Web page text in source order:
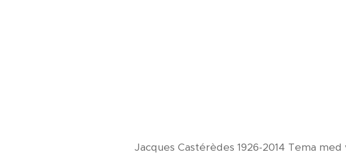
Jacques Castérèdes 1926-2014 Tema